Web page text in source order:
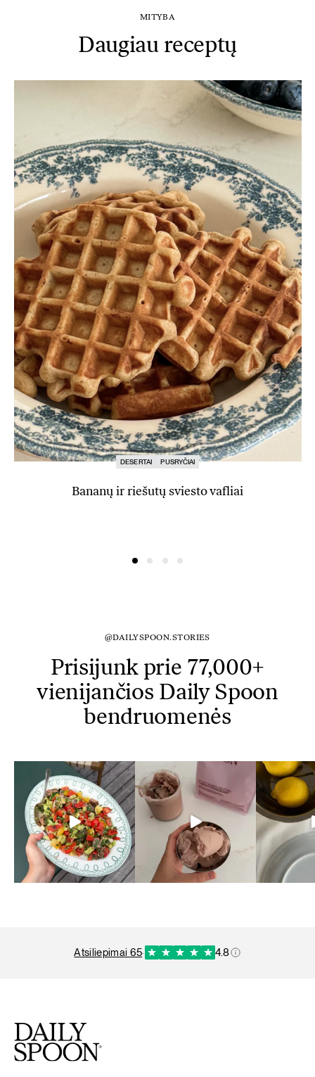
MITYBA
Daugiau receptų
DESERTAI PUSRYČIAI
Bananų ir riešutų sviesto vafliai
@DAILYSPOON.STORIES
Prisijunk prie 77,000+
vienijančios Daily Spoon
bendruomenės
atsiliepimai 65· 4.8